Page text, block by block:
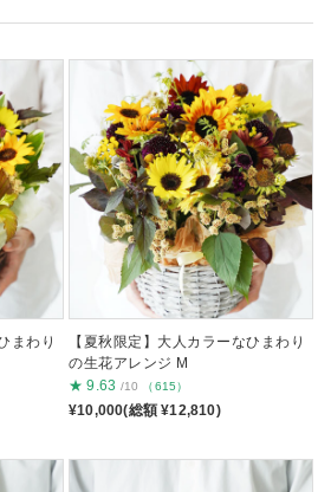
まわり
【夏秋限定】大人カラーなひまわり
の生花アレンジ M
★ 9.63 /10 （615）
¥10,000(総額 ¥12,810)